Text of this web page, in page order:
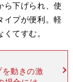
ら下げられ、使
イプが便利。軽
てすむ。
動きの激